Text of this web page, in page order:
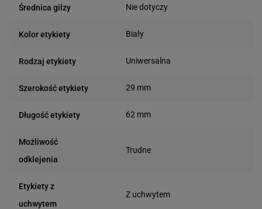
Średnica gilzy Nie dotyczy
Kolor etykiety Biały
Rodzaj etykiety Uniwersalna
Szerokość etykiety 29 mm
Długość etykiety 62 mm
Możliwość
odklejenia
Trudne
Etykiety z
uchwytem
Z uchwytem